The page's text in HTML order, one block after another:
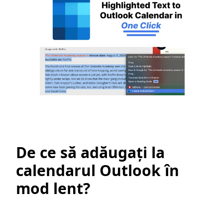
De ce să adăugați la
calendarul Outlook în
mod lent?